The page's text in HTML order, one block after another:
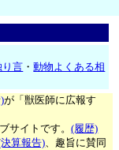
り言 ・動物よくある相
が「獣医師に広報す
サイトです。(履歴)
算報告)、趣旨に賛同